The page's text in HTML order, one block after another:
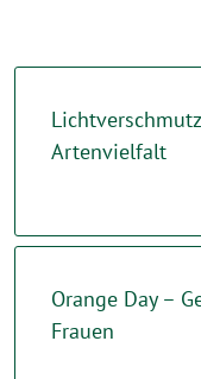
Artenvielfalt
Orange Day –
Frauen